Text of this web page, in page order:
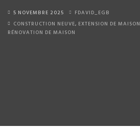
5 NOVEMBRE 2025
FDAVID_EGB
CONSTRUCTION NEUVE, EXTENSION DE MAISON
RÉNOVATION DE MAISON